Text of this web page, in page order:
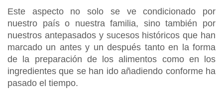
Este aspecto no solo se ve condicionado por
nuestro país o nuestra familia, sino también por
nuestros antepasados y sucesos históricos que han
marcado un antes y un después tanto en la forma
de la preparación de los alimentos como en los
ingredientes que se han ido añadiendo conforme ha
pasado el tiempo.